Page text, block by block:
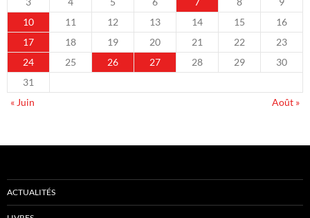
10
11 12 13 14 15
16
17
18 19 20 21 22
23
24
25 26 27 28 29
30
31
« Juin
Août »
ACTUALITÉS